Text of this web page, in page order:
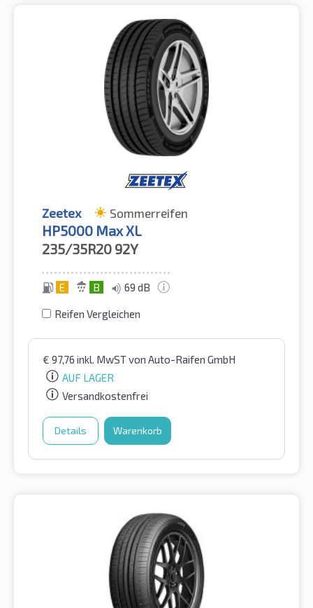
Zeetex Sommerreifen
HP5000 Max XL
235/35R20 92Y
E B 69 dB
Reifen Vergleichen
€ 97,76 inkl. MwSTvon Auto-Raifen GmbH
AUF LAGER
Versandkostenfrei
Details Warenkorb